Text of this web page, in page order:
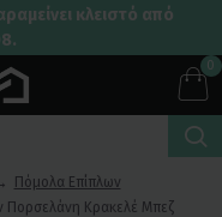
κλειστό από
0
Πόμολα Επίπλων
Πορσελάνη Κρακελέ Μπεζ